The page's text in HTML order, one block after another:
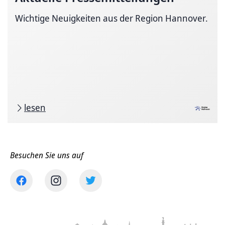
Wichtige Neuigkeiten aus der Region Hannover.
lesen
Besuchen Sie uns auf